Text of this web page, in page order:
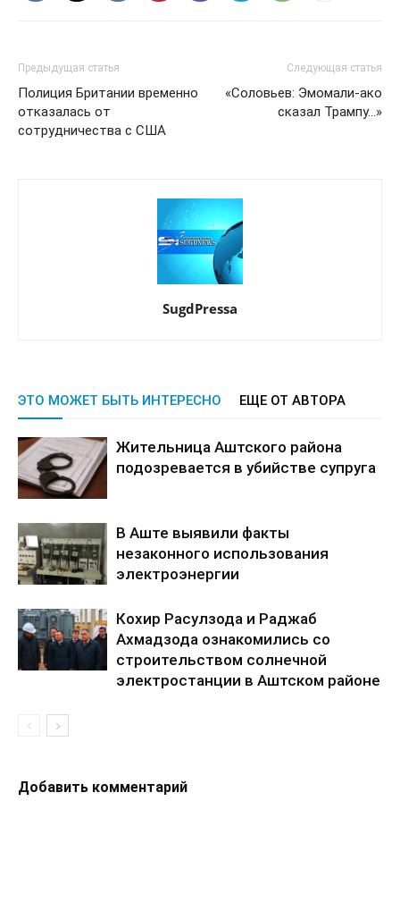
Предыдущая статья
Полиция Британии временно
отказалась от
сотрудничества с США
Следующая статья
«Соловьев: Эмомали-ако
сказал Трампу…»
SugdPressa
ЭТО МОЖЕТ БЫТЬ ИНТЕРЕСНО ЕЩЕ ОТ АВТОРА
Жительница Аштского района
подозревается в убийстве супруга
В Аште выявили факты
незаконного использования
электроэнергии
Кохир Расулзода и Раджаб
Ахмадзода ознакомились со
строительством солнечной
электростанции в Аштском районе
Добавить комментарий